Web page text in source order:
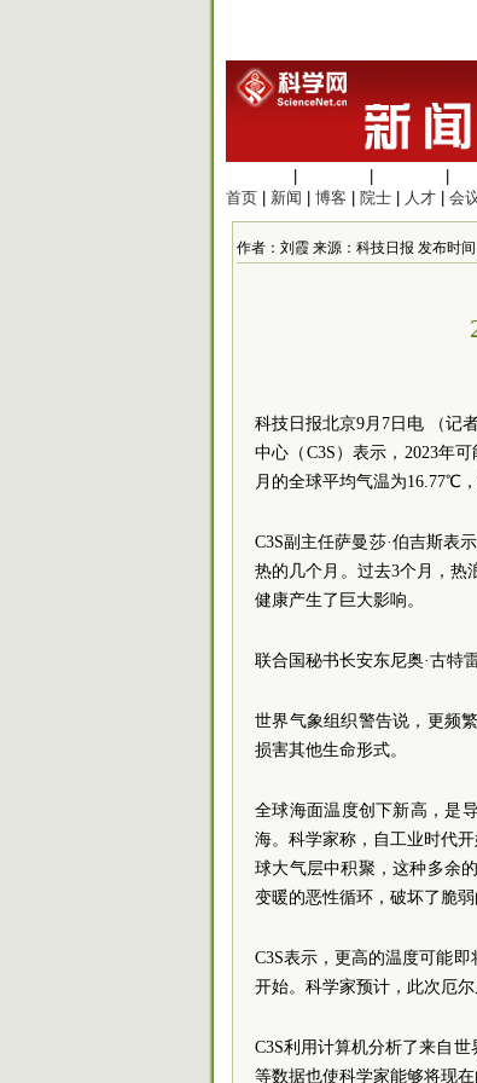
首页
新闻 博客 院士 人才 会
作者：刘霞 来源：科技日报 发布时间
科技日报北京9月7日电 （记
中心（C3S）表示，2023年
月的全球平均气温为16.77℃
C3S副主任萨曼莎·伯吉斯表
热的几个月。过去3个月，热
健康产生了巨大影响。
联合国秘书长安东尼奥·古特
世界气象组织警告说，更频
损害其他生命形式。
全球海面温度创下新高，是
海。科学家称，自工业时代
球大气层中积聚，这种多余
变暖的恶性循环，破坏了脆弱
C3S表示，更高的温度可能
开始。科学家预计，此次厄
C3S利用计算机分析了来自
等数据也使科学家能够将现